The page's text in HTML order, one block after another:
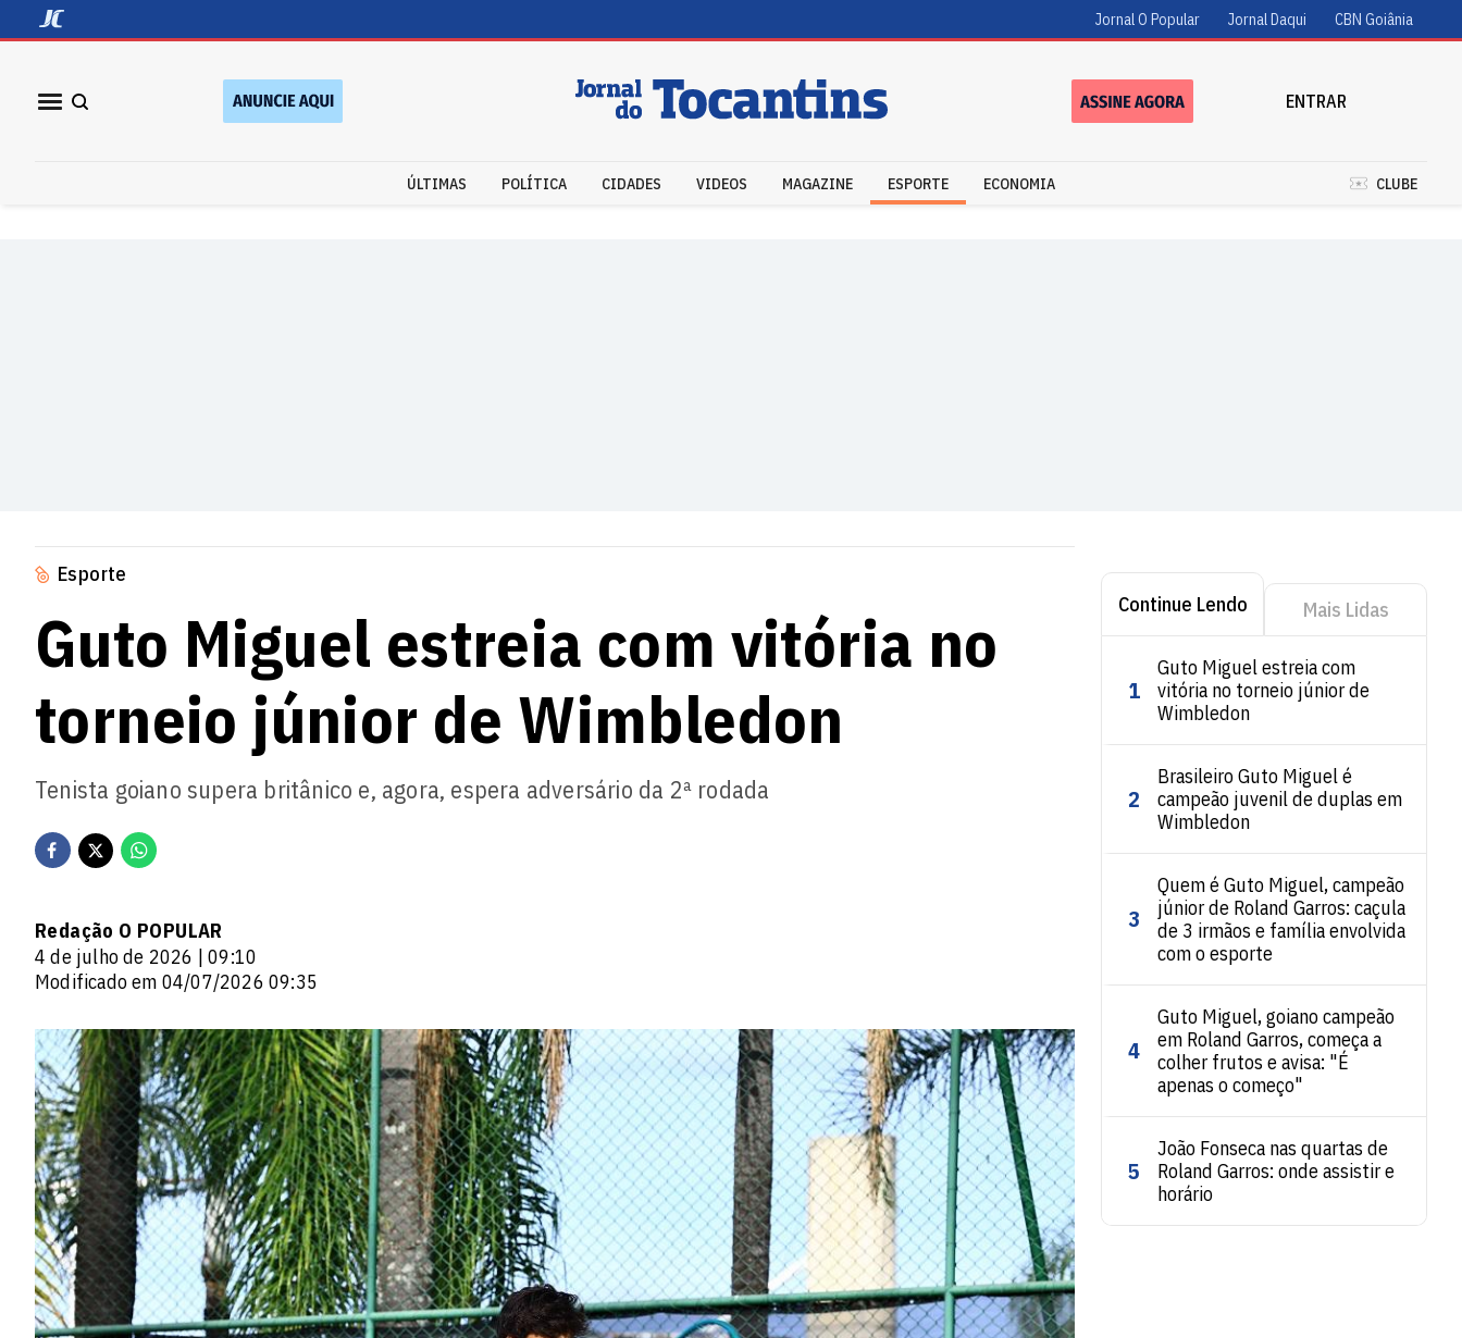
Jornal O Popular Jornal Daqui CBN Goiânia
ENTRAR
ÚLTIMAS POLÍTICA CIDADES VIDEOS MAGAZINE ESPORTE ECONOMIA CLUBE
Esporte
Guto Miguel estreia com vitória no
torneio júnior de Wimbledon
Tenista goiano supera britânico e, agora, espera adversário da 2ª rodada
Redação O POPULAR
4 de julho de 2026 | 09:10
Modificado em 04/07/2026 09:35
Continue Lendo Mais Lidas
1
Guto Miguel estreia com
vitória no torneio júnior de
Wimbledon
2
Brasileiro Guto Miguel é
campeão juvenil de duplas em
Wimbledon
3
Quem é Guto Miguel, campeão
júnior de Roland Garros: caçula
de 3 irmãos e família envolvida
com o esporte
4
Guto Miguel, goiano campeão
em Roland Garros, começa a
colher frutos e avisa: "É
apenas o começo"
5
João Fonseca nas quartas de
Roland Garros: onde assistir e
horário